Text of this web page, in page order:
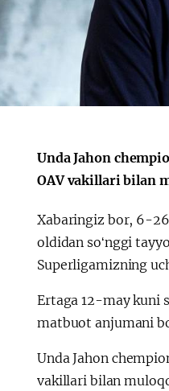
Unda Jahon
OAV vakillari bilan
Xabaringiz bor, 6-
oldidan soʻnggi
Superligamizning
Ertaga 12-may kuni
matbuot anjumani
Unda Jahon
vakillari bilan